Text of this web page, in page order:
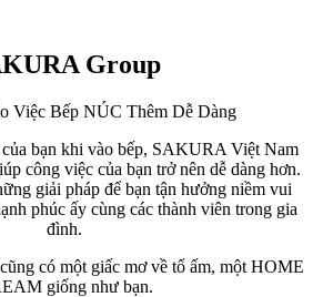
Group
Việc Bếp NÚC Thêm Dễ Dàng
bạn khi vào bếp, SAKURA Việt Nam
công việc của bạn trở nên dễ dàng hơn.
giải pháp để bạn tận hưởng niềm vui
phúc ấy cùng các thành viên trong gia
đình.
có một giấc mơ về tổ ấm, một HOME
giống như bạn.